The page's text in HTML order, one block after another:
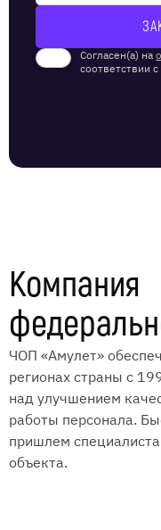
Согласен(а) на
соответствии с
Компания
ЧОП «Амулет»
регионах страны с
над улучшением
работы персонала.
пришлем
объекта.